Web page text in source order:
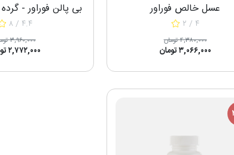
عسل خالص فوراور
۲ / ۴
۴,۳۸۰,۰۰۰ تومان
۳,۰۶۶,۰۰۰ تومان
بی پالن فوراور -
۸ / ۴.۴
۳,۹۶۰,۰۰۰ تومان
۲,۷۷۲,۰۰۰ تومان